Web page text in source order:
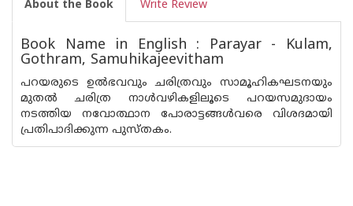
About the Book Write Review
Book Name in English : Parayar - Kulam,
Gothram, Samuhikajeevitham
പറയരുടെ ഉൽഭവവും ചരിത്രവും സാമൂഹികഘടനയും
മുതൽ ചരിത്ര നാൾവഴികളിലൂടെ പറയസമുദായം
നടത്തിയ നവോത്ഥാന പോരാട്ടങ്ങൾവരെ വിശദമായി
പ്രതിപാദിക്കുന്ന പുസ്ത‌കം.